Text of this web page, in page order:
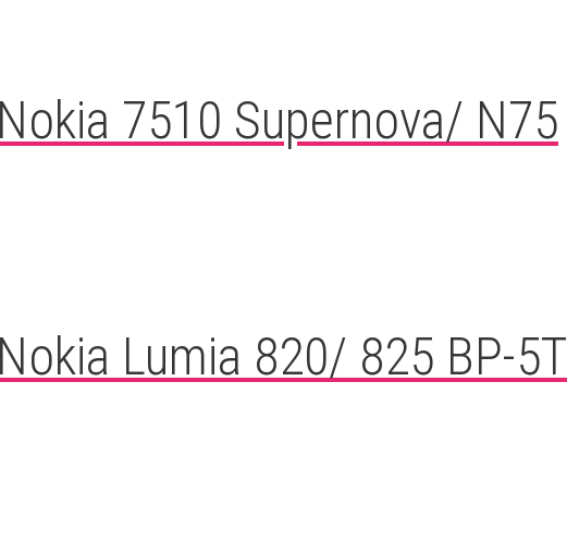
7510 Supernova/ N75
Lumia 820/ 825 BP-5T